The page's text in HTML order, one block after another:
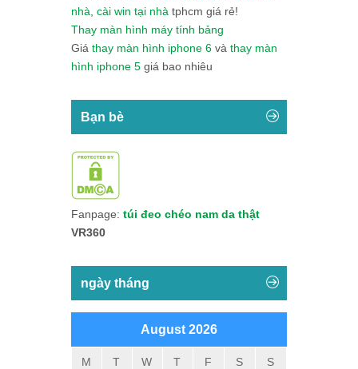
nhà cài win tại nhà tphcm giá rẻ!
Thay màn hình máy tính bảng
Giá thay màn hình iphone 6 và thay màn
hình iphone 5 giá bao nhiêu
Bạn bè
Fanpage: túi đeo chéo nam da thật
VR360
ngày tháng
August 2026
M T W T F S S